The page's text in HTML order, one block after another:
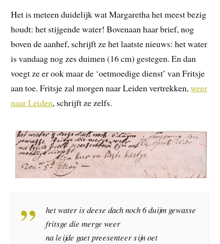
Het is meteen duidelijk wat Margaretha het meest bezig
houdt: het stijgende water! Bovenaan haar brief, nog
boven de aanhef, schrijft ze het laatste nieuws: het water
is vandaag nog zes duimen (16 cm) gestegen. En dan
voegt ze er ook maar de ‘oetmoedige dienst’ van Fritsje
aan toe. Fritsje zal morgen naar Leiden vertrekken,weer
naar Leiden, schrijft ze zelfs.
het water is deese dach noch 6 duijm gewasse
fritsge die merge weer
na leijde gaet preesenteer sijn oet